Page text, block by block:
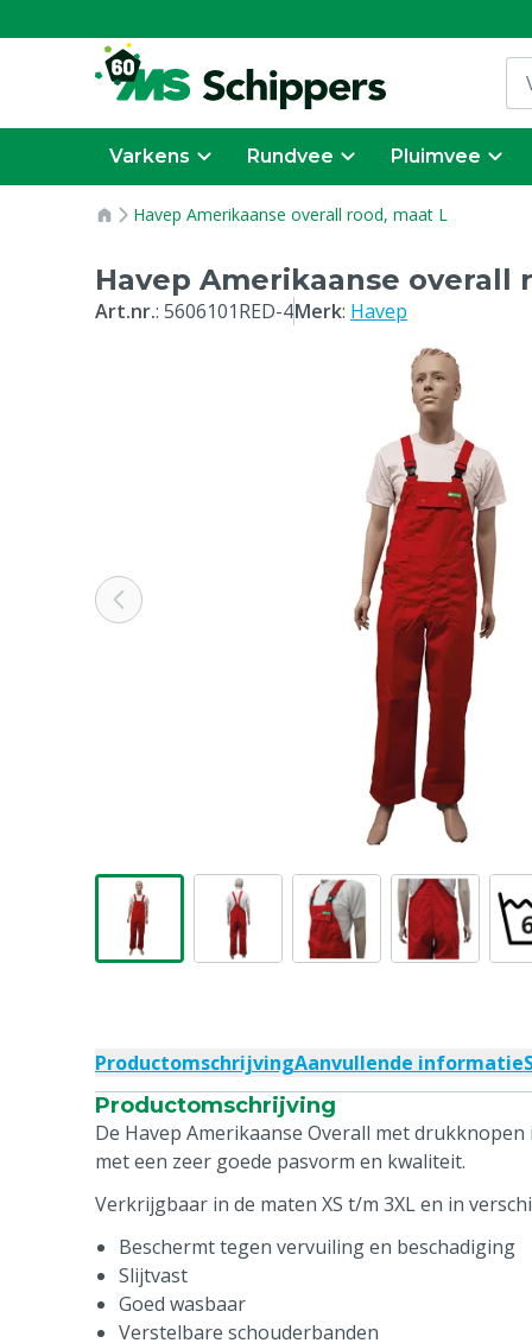
Varkens Rundvee Pluimvee
Havep Amerikaanse overall rood, maat L
Havep Amerikaanse overall
Art.nr.: 5606101RED-4Merk: Havep
ProductomschrijvingAanvullende informatie
Productomschrijving
De Havep Amerikaanse Overall met
met een zeer goede pasvorm en kwaliteit.
Verkrijgbaar in de maten XS t/m 3XL en in
Beschermt tegen vervuiling en beschadiging
Slijtvast
Goed wasbaar
Verstelbare schouderbanden